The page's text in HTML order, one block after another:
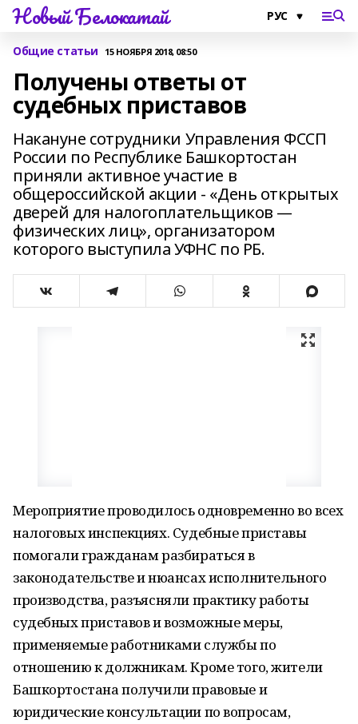
Новый Белокатай
Общие статьи 15 НОЯБРЯ 2018, 08:50
Получены ответы от
судебных приставов
Накануне сотрудники Управления ФССП
России по Республике Башкортостан
приняли активное участие в
общероссийской акции - «День открытых
дверей для налогоплательщиков —
физических лиц», организатором
которого выступила УФНС по РБ.
Мероприятие проводилось одновременно во всех
налоговых инспекциях. Судебные приставы
помогали гражданам разбираться в
законодательстве и нюансах исполнительного
производства, разъясняли практику работы
судебных приставов и возможные меры,
применяемые работниками службы по
отношению к должникам. Кроме того, жители
Башкортостана получили правовые и
юридические консультации по вопросам,